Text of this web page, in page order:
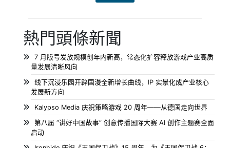
熱門頭條新聞
7 月版号发放规模创年内新高，常态化扩容释放游戏产业高质
量发展清晰风向
线下沉浸乐园开辟国漫全新增长曲线，IP 实景化成产业核心
发展新方向
Kalypso Media 庆祝策略游戏 20 周年——从德国走向世界
第八届 “讲好中国故事” 创意传播国际大赛 AI 创作主题赛全面
启动